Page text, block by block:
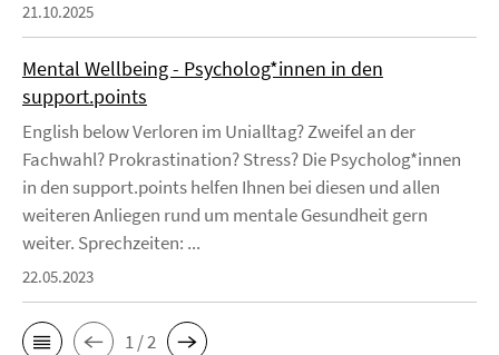
21.10.2025
Mental Wellbeing - Psycholog*innen in den
support.points
English below Verloren im Unialltag? Zweifel an der
Fachwahl? Prokrastination? Stress? Die Psycholog*innen
in den support.points helfen Ihnen bei diesen und allen
weiteren Anliegen rund um mentale Gesundheit gern
weiter. Sprechzeiten: ...
22.05.2023
1 / 2